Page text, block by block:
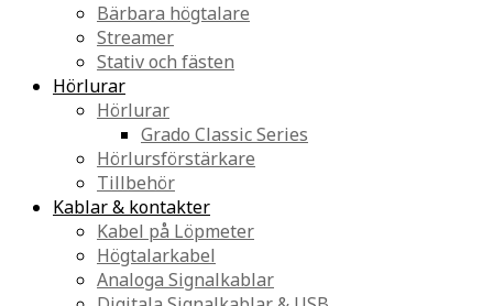
Bärbara högtalare
Streamer
Stativ och fästen
Hörlurar
Hörlurar
Grado Classic Series
Hörlursförstärkare
Tillbehör
Kablar & kontakter
Kabel på Löpmeter
Högtalarkabel
Analoga Signalkablar